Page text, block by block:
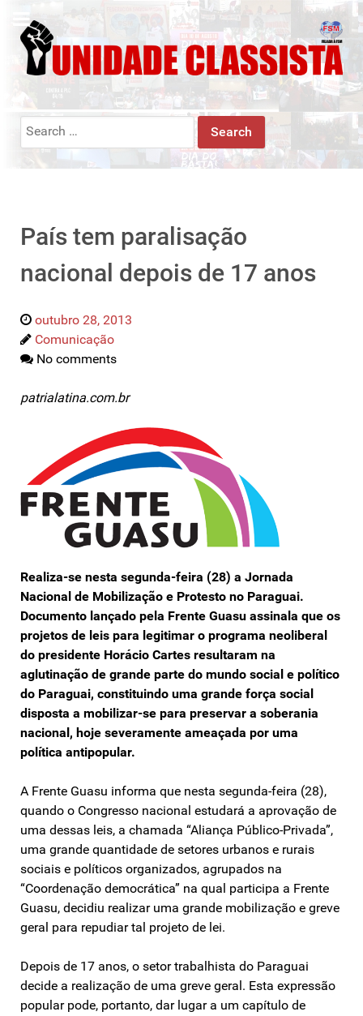
Search
País tem paralisação
nacional depois de 17 anos
outubro 28, 2013
Comunicação
No comments
patrialatina.com.br
Realiza-se nesta segunda-feira (28) a Jornada
Nacional de Mobilização e Protesto no Paraguai.
Documento lançado pela Frente Guasu assinala que os
projetos de leis para legitimar o programa neoliberal
do presidente Horácio Cartes resultaram na
aglutinação de grande parte do mundo social e político
do Paraguai, constituindo uma grande força social
disposta a mobilizar-se para preservar a soberania
nacional, hoje severamente ameaçada por uma
política antipopular.
A Frente Guasu informa que nesta segunda-feira (28),
quando o Congresso nacional estudará a aprovação de
uma dessas leis, a chamada “Aliança Público-Privada”,
uma grande quantidade de setores urbanos e rurais
sociais e políticos organizados, agrupados na
“Coordenação democrática” na qual participa a Frente
Guasu, decidiu realizar uma grande mobilização e greve
geral para repudiar tal projeto de lei.
Depois de 17 anos, o setor trabalhista do Paraguai
decide a realização de uma greve geral. Esta expressão
popular pode, portanto, dar lugar a um capítulo de